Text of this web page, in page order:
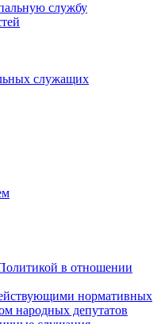
службу
служащих
в отношении
нормативных
народных депутатов